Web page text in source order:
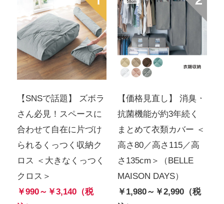
【SNSで話題】 ズボラ
さん必見！スペースに
合わせて自在に片づけ
られるくっつく収納ク
ロス ＜大きなくっつく
クロス＞
￥990～￥3,140（税
【価格見直し】 消臭・
抗菌機能が約3年続く
まとめて衣類カバー ＜
高さ80／高さ115／高
さ135cm＞（BELLE
MAISON DAYS）
￥1,980～￥2,990（税